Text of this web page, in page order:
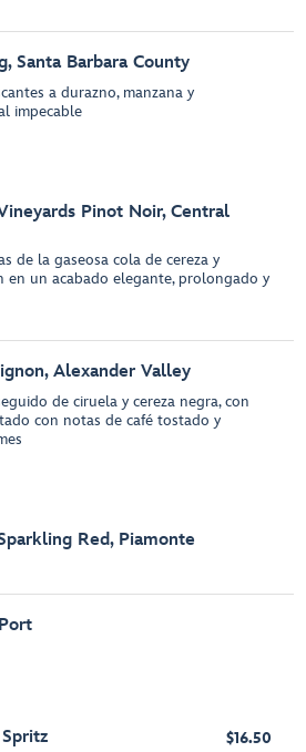
Santa Barbara County
a durazno, manzana y
impecable
Pinot Noir, Central
de la gaseosa cola de cereza y
en un acabado elegante, prolongado y
Alexander Valley
de ciruela y cereza negra, con
con notas de café tostado y
Red, Piamonte
$16.50